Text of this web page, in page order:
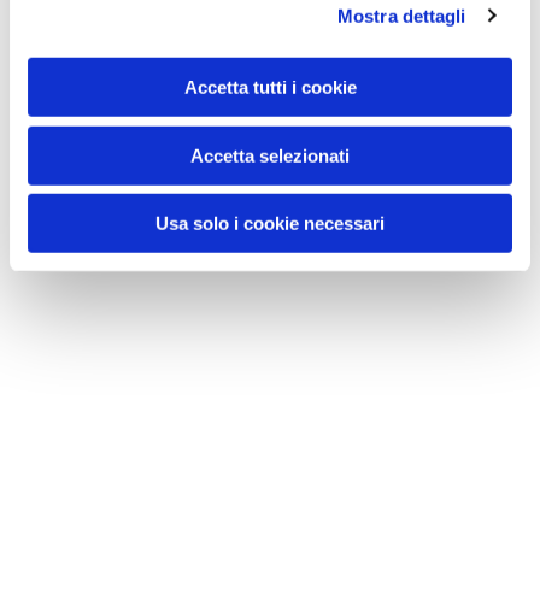
Mostra dettagli
Accetta tutti i cookie
Accetta selezionati
Usa solo i cookie necessari